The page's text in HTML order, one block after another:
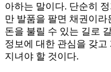
아하는 말이다. 단순히
만 발품을 팔면 채권이
돈을 불릴 수 있는 길로
정보에 대한 관심을 갖
지녀야 할 것이다.